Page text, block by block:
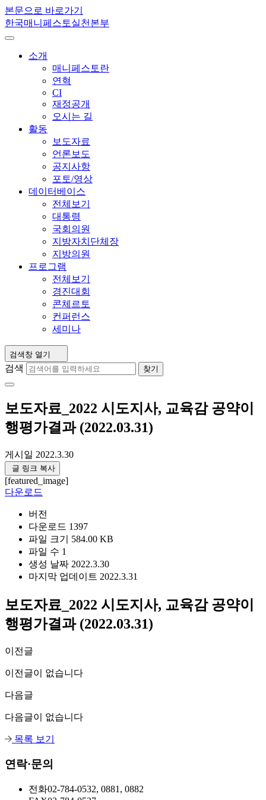
본문으로 바로가기
한국매니페스토실천본부
소개
매니페스토란
연혁
CI
재정공개
오시는 길
활동
보도자료
언론보도
공지사항
포토/영상
데이터베이스
전체보기
대통령
국회의원
지방자치단체장
지방의원
프로그램
전체보기
경진대회
콘체르토
컨퍼런스
세미나
검색창 열기
검색 찾기
보도자료_2022 시도지사, 교육감 공약이
행평가결과 (2022.03.31)
게시일 2022.3.30
글 링크 복사
[featured_image]
다운로드
버전
다운로드 1397
파일 크기 584.00 KB
파일 수 1
생성 날짜 2022.3.30
마지막 업데이트 2022.3.31
보도자료_2022 시도지사, 교육감 공약이
행평가결과 (2022.03.31)
이전글
이전글이 없습니다
다음글
다음글이 없습니다
목록 보기
연락·문의
전화02-784-0532, 0881, 0882